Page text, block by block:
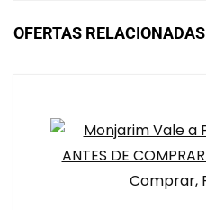
OFERTAS RELACIONADAS